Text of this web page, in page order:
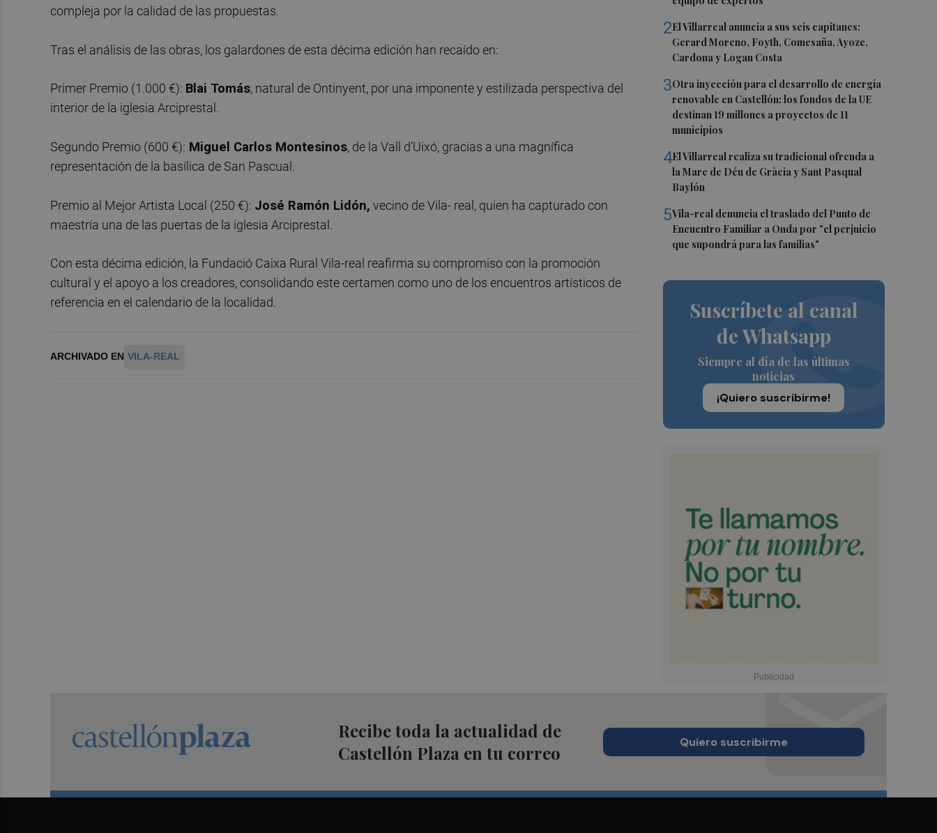
2El Villarreal anuncia a sus seis capitanes:
Gerard Moreno, Foyth, Comesaña, Ayoze,
Cardona y Logan Costa
3Otra inyección para el desarrollo de energía
renovable en Castellón: los fondos de la UE
destinan 19 millones a proyectos de 11
municipios
4El Villarreal realiza su tradicional ofrenda a
la Mare de Déu de Gràcia y Sant Pasqual
Baylón
5Vila-real denuncia el traslado del Punto de
Encuentro Familiar a Onda por "el perjuicio
que supondrá para las familias"
Suscríbete al canal
de Whatsapp
Siempre al día de las últimas
noticias
¡Quiero suscribirme!
compleja por la calidad de las propuestas.
Tras el análisis de las obras, los galardones de esta décima edición han recaído en:
Primer Premio (1.000 €): Blai Tomás, natural de Ontinyent, por una imponente y estilizada perspectiva del
interior de la iglesia Arciprestal.
Segundo Premio (600 €): Miguel Carlos Montesinos, de la Vall d’Uixó, gracias a una magnífica
representación de la basílica de San Pascual.
Premio al Mejor Artista Local (250 €): José Ramón Lidón, vecino de Vila- real, quien ha capturado con
maestría una de las puertas de la iglesia Arciprestal.
Con esta décima edición, la Fundació Caixa Rural Vila-real reafirma su compromiso con la promoción
cultural y el apoyo a los creadores, consolidando este certamen como uno de los encuentros artísticos de
referencia en el calendario de la localidad.
ARCHIVADO EN VILA-REAL
Recibe toda la actualidad de
Castellón Plaza en tu correo
Quiero suscribirme